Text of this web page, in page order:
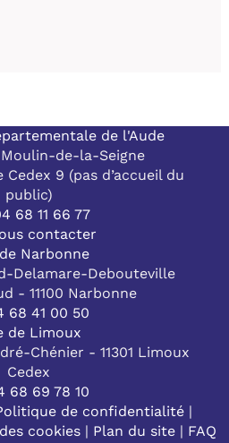
de l'Aude
de-la-Seigne
Cedex 9 (pas d’accueil du
public)
68 11 66 77
contacter
Narbonne
Delamare-Debouteville
- 11100 Narbonne
68 41 00 50
de Limoux
Chénier - 11301 Limoux
Cedex
68 69 78 10
de confidentialité |
cookies| Plan du site| FAQ